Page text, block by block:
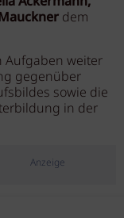
dem
Aufgaben weiter
gegenüber
sowie die
in der
Anzeige